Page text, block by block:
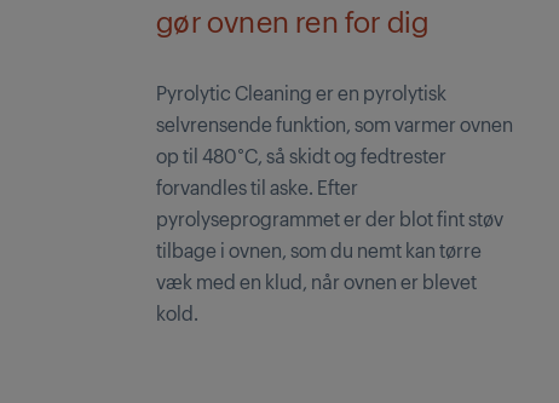
gør ovnen ren for dig
Pyrolytic Cleaning er en pyrolytisk
selvrensende funktion, som varmer ovnen
op til 480°C, så skidt og fedtrester
forvandles til aske. Efter
pyrolyseprogrammet er der blot fint støv
tilbage i ovnen, som du nemt kan tørre
væk med en klud, når ovnen er blevet
kold.